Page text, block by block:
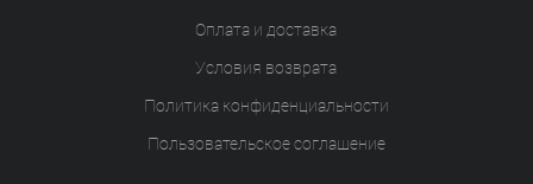
Оплата и доставка
Условия возврата
Политика конфиденциальности
Пользовательское соглашение